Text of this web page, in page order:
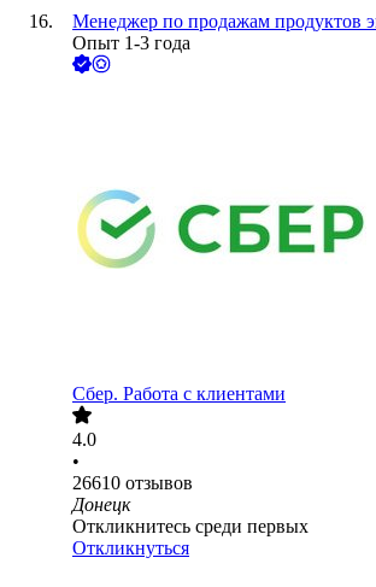
Менеджер по продажам продуктов
Опыт 1-3 года
Сбер. Работа с клиентами
4.0
•
26610 отзывов
Донецк
Откликнитесь среди первых
Откликнуться